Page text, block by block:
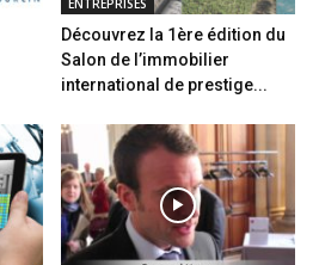
ENTREPRISES
Découvrez la 1ère édition du
Salon de l’immobilier
international de prestige...